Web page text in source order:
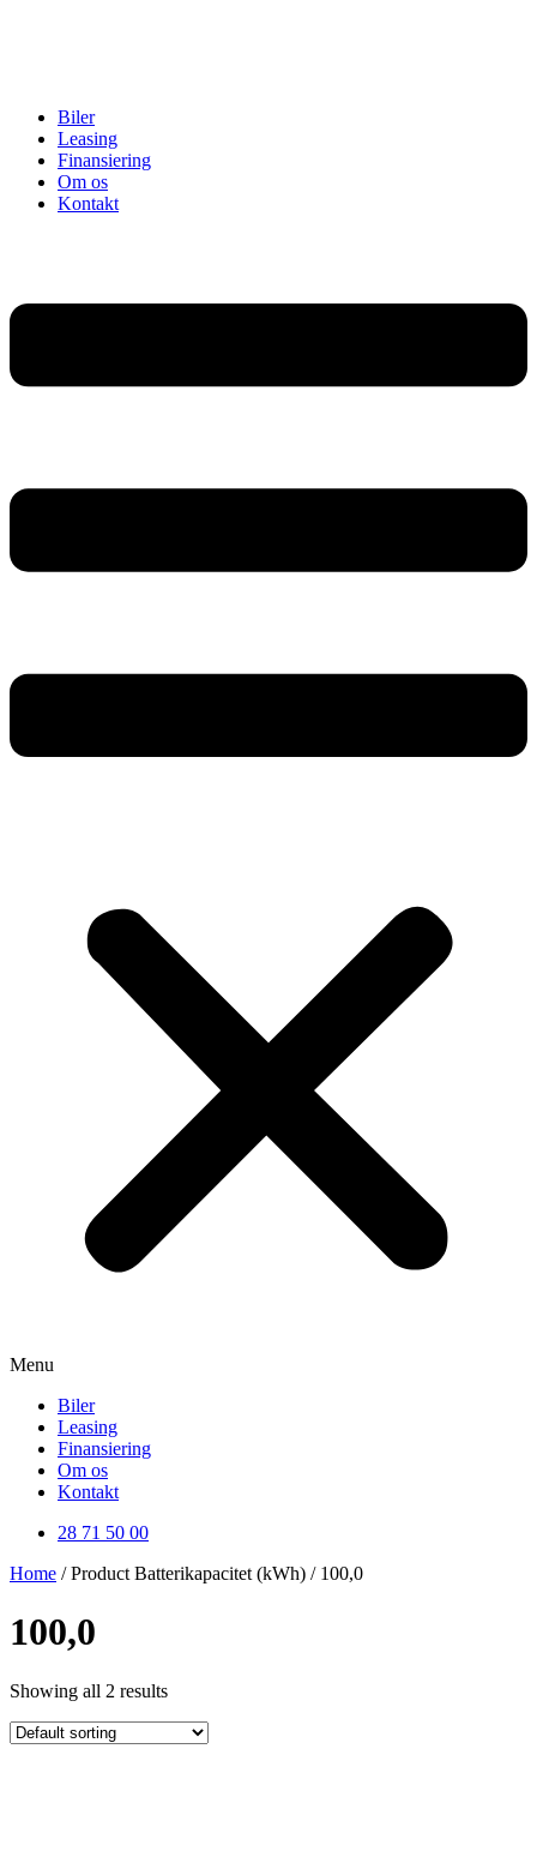
Biler
Leasing
Finansiering
Om os
Kontakt
Menu
Biler
Leasing
Finansiering
Om os
Kontakt
28 71 50 00
Home / Product Batterikapacitet (kWh) / 100,0
100,0
Showing all 2 results